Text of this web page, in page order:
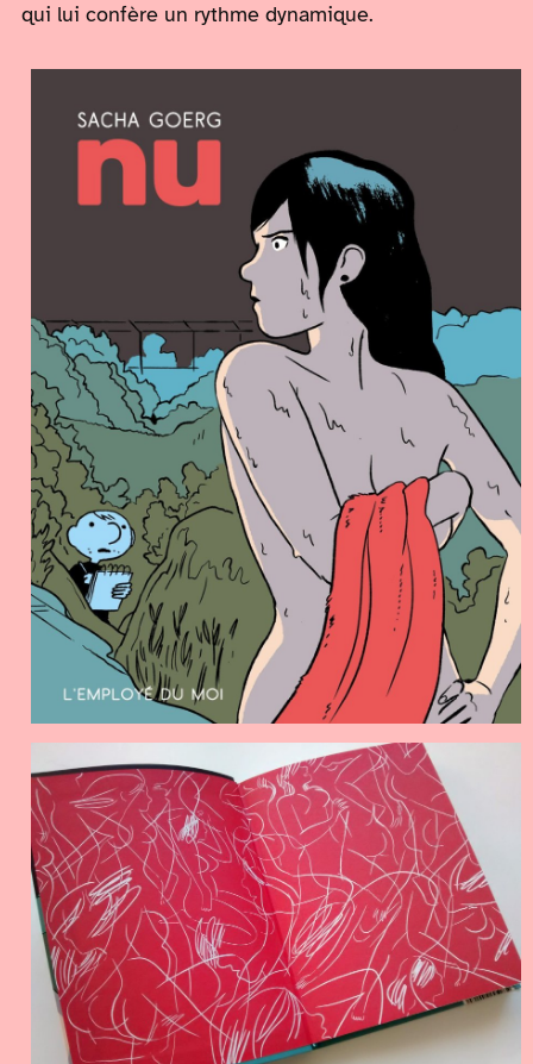
qui lui confère un rythme dynamique.